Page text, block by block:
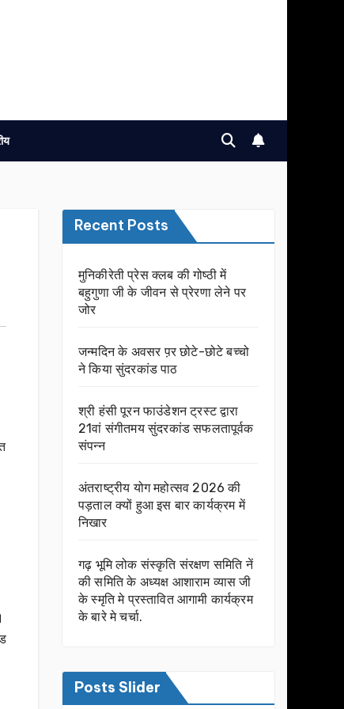
Recent Posts
मुनिकीरेती प्रेस क्लब की गोष्ठी में
बहुगुणा जी के जीवन से प्रेरणा लेने पर
जोर
जन्मदिन के अवसर प़र छोटे-छोटे बच्चो
ने किया सुंदरकांड पाठ
श्री हंसी पूरन फाउंडेशन ट्रस्ट द्वारा
21वां संगीतमय सुंदरकांड सफलतापूर्वक
संपन्न
अंतराष्ट्रीय योग महोत्सव 2026 की
पड़ताल क्यों हुआ इस बार कार्यक्रम में
निखार
गढ़ भूमि लोक संस्कृति संरक्षण समिति नें
की समिति के अध्यक्ष आशाराम व्यास जी
के स्मृति मे प्रस्तावित आगामी कार्यक्रम
के बारे मे चर्चा.
Posts Slider